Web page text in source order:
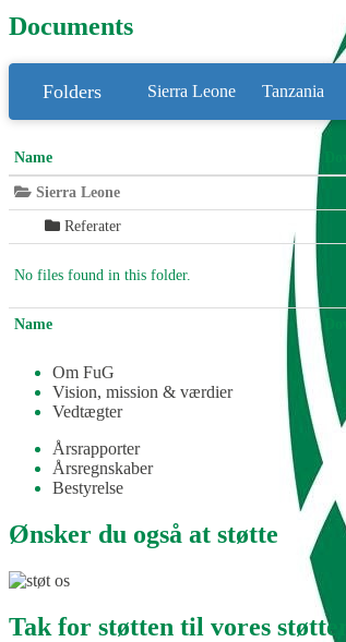
Documents
Folders Sierra Leone Tanzania
Name
Name
Sierra Leone
Referater
No files found in this folder.
Om FuG
Vision, mission & værdier
Vedtægter
Årsrapporter
Årsregnskaber
Bestyrelse
Ønsker du også at støtte
Tak for støtten til vores